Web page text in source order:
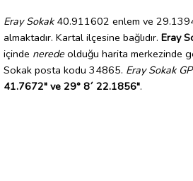
Eray Sokak40.911602 enlem ve
almaktadır. Kartal ilçesine bağlıdır. Eray
içinde nerede olduğu harita merkezinde
Sokak posta kodu 34865. Eray Sokak
41.7672" ve 29° 8´ 22.1856".